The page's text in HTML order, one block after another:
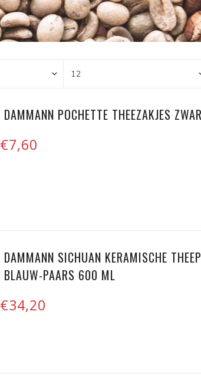
DAMMANN POCHETTE THEEZAKJES
€7,60
DAMMANN SICHUAN KERAMISCHE
BLAUW-PAARS 600 ML
€34,20